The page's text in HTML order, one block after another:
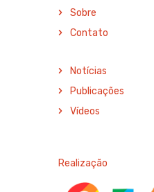
Sobre
Contato
Notícias
Publicações
Vídeos
Realização